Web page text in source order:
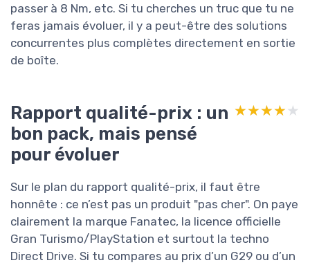
passer à 8 Nm, etc. Si tu cherches un truc que tu ne
feras jamais évoluer, il y a peut-être des solutions
concurrentes plus complètes directement en sortie
de boîte.
Rapport qualité-prix : un
bon pack, mais pensé
pour évoluer
★★★★★
★★★★★
Sur le plan du rapport qualité-prix, il faut être
honnête : ce n’est pas un produit "pas cher". On paye
clairement la marque Fanatec, la licence officielle
Gran Turismo/PlayStation et surtout la techno
Direct Drive. Si tu compares au prix d’un G29 ou d’un